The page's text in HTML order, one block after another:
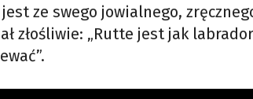
ze swego jowialnego,
złośliwie: „Rutte jest jak